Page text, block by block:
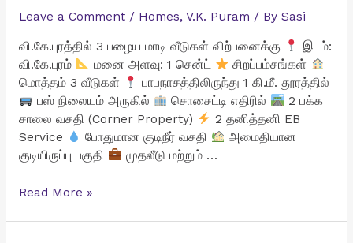
Leave a Comment / Homes, V.K. Puram / By Sasi
வி.கே.புரத்தில் 3 பழைய மாடி வீடுகள் விற்பனைக்கு
இடம்:
வி.கே.புரம்
மனை அளவு: 1 சென்ட்
சிறப்பம்சங்கள்
மொத்தம் 3 வீடுகள்
பாபநாசத்திலிருந்து 1 கி.மீ. தூரத்தில்
பஸ் நிலையம் அருகில்
சொசைட்டி எதிரில்
2 பக்க
சாலை வசதி (Corner Property)
2 தனித்தனி EB
Service
போதுமான குடிநீர் வசதி
அமைதியான
குடியிருப்பு பகுதி
முதலீடு மற்றும் …
வி.கே.புரத்தில்
Read More »